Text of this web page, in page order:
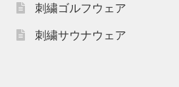
刺繍ゴルフウェア
刺繍サウナウェア